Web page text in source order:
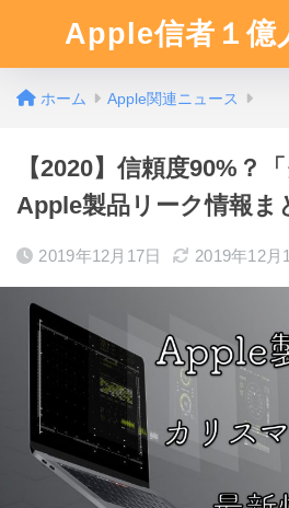
Apple信者１億
ホーム Apple関連ニュース
【2020】信頼度90%？
Apple製品リーク情報ま
2019年12月17日 2019年12月